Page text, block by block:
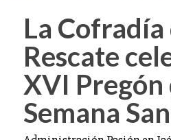
La Cofradía
Rescate
XVI Pregón
Semana